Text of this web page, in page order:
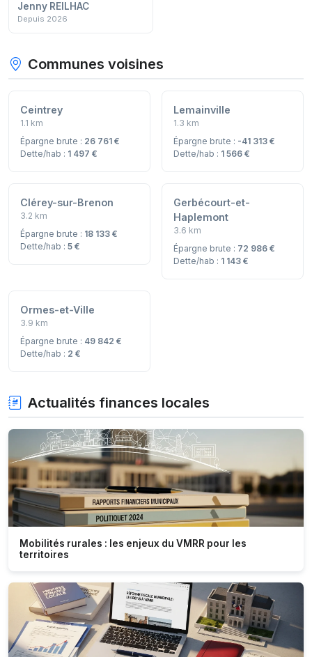
Jenny REILHAC
Depuis 2026
Communes voisines
Ceintrey
1.1 km
Épargne brute : 26 761 €
Dette/hab : 1 497 €
Lemainville
1.3 km
Épargne brute : -41 313 €
Dette/hab : 1 566 €
Clérey-sur-Brenon
3.2 km
Épargne brute : 18 133 €
Dette/hab : 5 €
Gerbécourt-et-
Haplemont
3.6 km
Épargne brute : 72 986 €
Dette/hab : 1 143 €
Ormes-et-Ville
3.9 km
Épargne brute : 49 842 €
Dette/hab : 2 €
Actualités finances locales
Mobilités rurales : les enjeux du VMRR pour les
territoires